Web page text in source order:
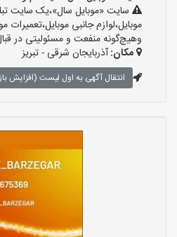
سایت «موبایل سال»،یک سایت
موبایل،لوازم جانبی
وهیچ‌گونه منفعت و مسئولیتی در
مکان:آذربایجان شرقی - تبریز
انتقال آگهی به اول لیست (افزایش